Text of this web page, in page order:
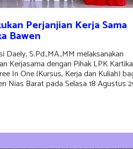
Perjanjian Kerja Sama
Bawen
S.Pd.,MA.,MM melaksanakan
Kerjasama dengan Pihak LPK
In One (Kursus, Kerja dan Kuliah)
Nias Barat pada Selasa 18 Agustus